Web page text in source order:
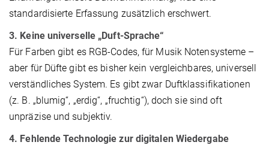
standardisierte Erfassung zusätzlich erschwert.
3. Keine universelle „Duft-Sprache“
Für Farben gibt es RGB-Codes, für Musik Notensysteme –
aber für Düfte gibt es bisher kein vergleichbares, universell
verständliches System. Es gibt zwar Duftklassifikationen
(z. B. „blumig“, „erdig“, „fruchtig“), doch sie sind oft
unpräzise und subjektiv.
4. Fehlende Technologie zur digitalen Wiedergabe